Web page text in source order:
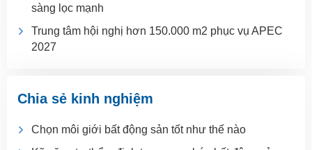
sàng lọc mạnh
Trung tâm hội nghị hơn 150.000 m2 phục vụ APEC
2027
Chia sẻ kinh nghiệm
Chọn môi giới bất động sản tốt như thế nào